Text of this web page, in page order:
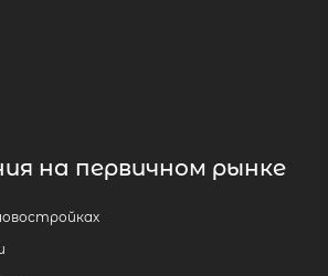
на первичном рынке